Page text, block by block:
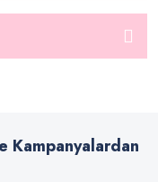
Kampanyalardan